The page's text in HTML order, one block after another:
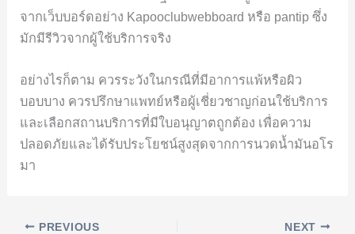
จากเว็บบอร์ดอย่าง Kapooclubwebboard หรือ pantip ซึ่ง
มักมีรีวิวจากผู้ใช้บริการจริง
อย่างไรก็ตาม ควรระวังในกรณีที่มีอาการแพ้หรือผิว
บอบบาง ควรปรึกษาแพทย์หรือผู้เชี่ยวชาญก่อนใช้บริการ
และเลือกสถานบริการที่มีใบอนุญาตถูกต้อง เพื่อความ
ปลอดภัยและได้รับประโยชน์สูงสุดจากการนวดน้ำมันอโร
มา
PREVIOUS NEXT